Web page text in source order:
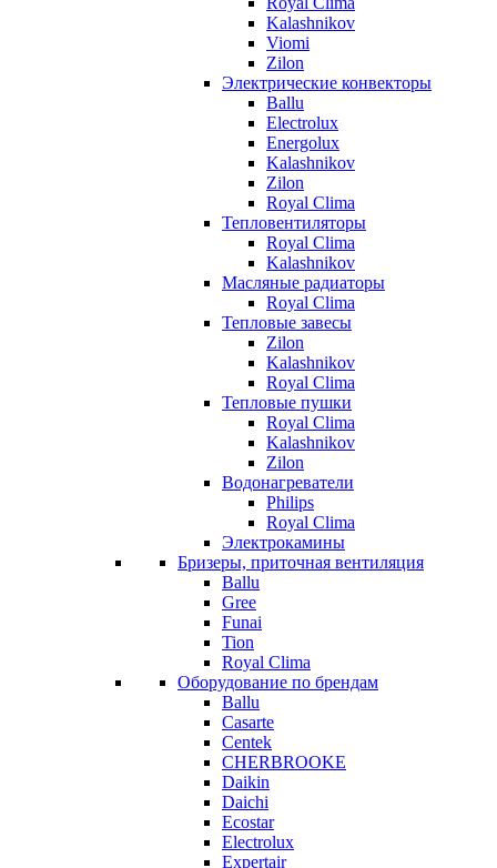
Kalashnikov
Viomi
Zilon
Электрические конвекторы
Ballu
Electrolux
Energolux
Kalashnikov
Zilon
Royal Clima
Тепловентиляторы
Royal Clima
Kalashnikov
Масляные радиаторы
Royal Clima
Тепловые завесы
Zilon
Kalashnikov
Royal Clima
Тепловые пушки
Royal Clima
Kalashnikov
Zilon
Водонагреватели
Philips
Royal Clima
Электрокамины
Бризеры, приточная вентиляция
Ballu
Gree
Funai
Tion
Royal Clima
Оборудование по брендам
Ballu
Casarte
Centek
CHERBROOKE
Daikin
Daichi
Ecostar
Electrolux
Expertair